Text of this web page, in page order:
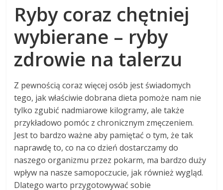
Ryby coraz chętniej
wybierane – ryby
zdrowie na talerzu
Z pewnością coraz więcej osób jest świadomych
tego, jak właściwie dobrana dieta pomoże nam nie
tylko zgubić nadmiarowe kilogramy, ale także
przykładowo pomóc z chronicznym zmęczeniem.
Jest to bardzo ważne aby pamiętać o tym, że tak
naprawdę to, co na co dzień dostarczamy do
naszego organizmu przez pokarm, ma bardzo duży
wpływ na nasze samopoczucie, jak również wygląd.
Dlatego warto przygotowywać sobie